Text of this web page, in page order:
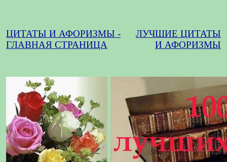
ЦИТАТЫ И АФОРИЗМЫ -
ГЛАВНАЯ СТРАНИЦА
ЛУЧШИЕ ЦИТАТЫ
И АФОРИЗМЫ